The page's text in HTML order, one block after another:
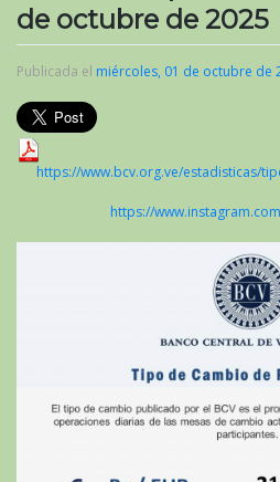
de octubre de 2025
Publicada el miércoles, 01 de octubre de
https://www.bcv.org.ve/estadisticas/
https://